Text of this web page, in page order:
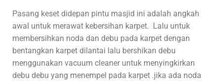
Pasang keset didepan pintu masjid ini adalah angkah
awal untuk merawat kebersihan karpet. Lalu untuk
membersihkan noda dan debu pada karpet dengan
bentangkan karpet dilantai lalu bershikan debu
menggunakan vacuum cleaner untuk menyingkirkan
debu debu yang menempel pada karpet .jika ada noda